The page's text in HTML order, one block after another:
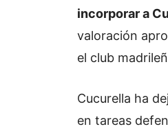
incorporar a
valoración
el club
Cucurella ha
en tareas